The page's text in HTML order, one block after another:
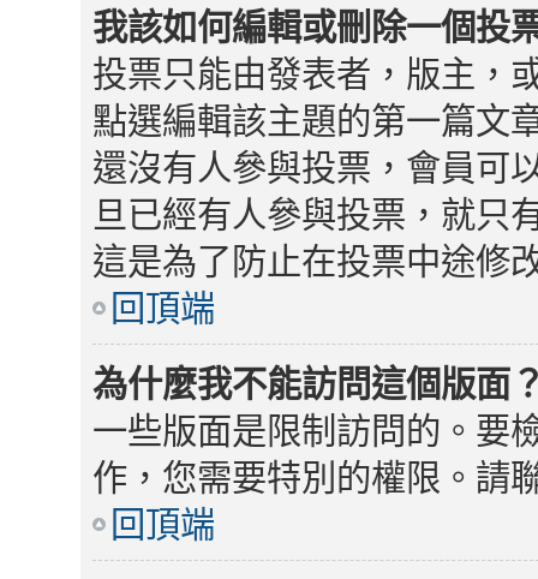
我該如何編輯或刪除一個投
投票只能由發表者，版主，
點選編輯該主題的第一篇文
還沒有人參與投票，會員可
旦已經有人參與投票，就只
這是為了防止在投票中途修
回頂端
為什麼我不能訪問這個版面
一些版面是限制訪問的。要
作，您需要特別的權限。請
回頂端